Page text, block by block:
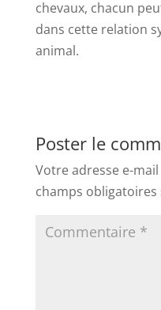
chevaux, chacun
dans cette relation
animal.
Poster le
Votre adresse e-
champs